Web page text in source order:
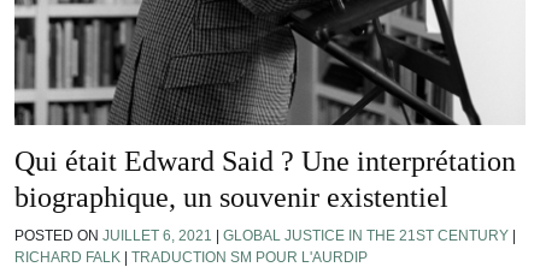
Qui était Edward Said ? Une interprétation
biographique, un souvenir existentiel
POSTED ON JUILLET 6, 2021 | GLOBAL JUSTICE IN THE 21ST CENTURY |
RICHARD FALK | TRADUCTION SM POUR L'AURDIP